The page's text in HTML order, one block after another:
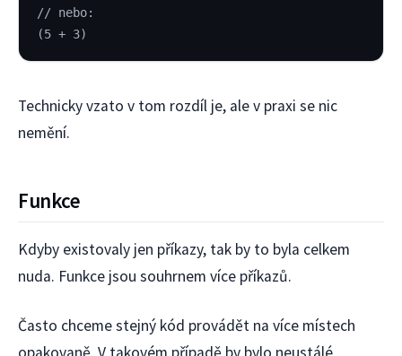
// nebo:
(5 + 3)
Technicky vzato v tom rozdíl je, ale v praxi se nic
nemění.
Funkce
Kdyby existovaly jen příkazy, tak by to byla celkem
nuda. Funkce jsou souhrnem více příkazů.
Často chceme stejný kód provádět na více místech